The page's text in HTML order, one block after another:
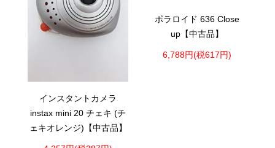
インスタントカメラ
instax mini 20 チェキ (チ
ェキオレンジ)【中古品】
ポラロイド 636 Close
up【中古品】
6,788円(税617円)